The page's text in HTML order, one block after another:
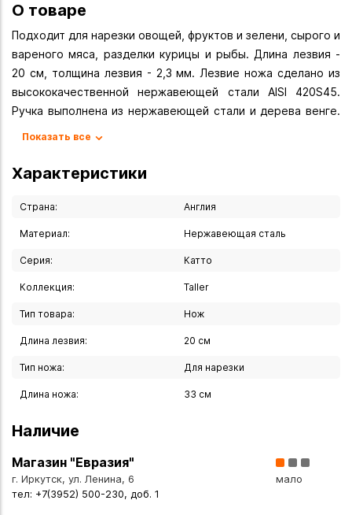
О товаре
Подходит для нарезки овощей, фруктов и зелени, сырого и
вареного мяса, разделки курицы и рыбы. Длина лезвия -
20 см, толщина лезвия - 2,3 мм. Лезвие ножа сделано из
высококачественной нержавеющей стали AISI 420S45.
Ручка выполнена из нержавеющей стали и дерева венге.
Используйте для заточки точилки TalleR или аналогичные
(или точильные камни, мусаты). Рекомендуется ручная
мойка.
Вы можете купить Нож для нарезки Taller 20 см в
указанных ниже магазинах в Иркутске и в Ангарске, а
курьером по Иркутску или транспортной компанией по
всей России.
Показать все
Характеристики
Страна: Англия
Материал: Нержавеющая сталь
Серия: Катто
Коллекция: Taller
Тип товара: Нож
Длина лезвия: 20 см
Тип ножа: Для нарезки
Длина ножа: 33 см
Наличие
Магазин "Евразия"
г. Иркутск, ул. Ленина, 6
тел: +7(3952) 500-230, доб. 1
мало